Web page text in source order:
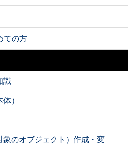
ての方
識
）
象のオブジェクト）作成・変